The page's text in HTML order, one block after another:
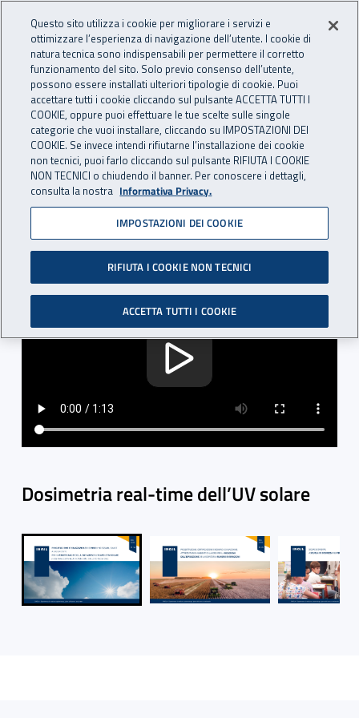
INAIL - Istituto Nazionale
RICERCA E
INNOVAZIONE
TECNOLOGICA
Apri cerca
Navigazione principale
Navigazione - Ti trovi in:
Home Ricerca e Innovazione tecnologica
Terza missione
Valorizzazione della ricerca
Esiti BRIC
Esiti BRIC
Video gallery
Dosimetria real-time dell’UV solare
Questo sito utilizza i cookie per migliorare i servizi e
ottimizzare l’esperienza di navigazione dell’utente. I cookie di
natura tecnica sono indispensabili per permettere il corretto
funzionamento del sito. Solo previo consenso dell’utente,
possono essere installati ulteriori tipologie di cookie. Puoi
accettare tutti i cookie cliccando sul pulsante ACCETTA TUTTI I
COOKIE, oppure puoi effettuare le tue scelte sulle singole
categorie che vuoi installare, cliccando su IMPOSTAZIONI DEI
COOKIE. Se invece intendi rifiutarne l’installazione dei cookie
non tecnici, puoi farlo cliccando sul pulsante RIFIUTA I COOKIE
NON TECNICI o chiudendo il banner. Per conoscere i dettagli,
consulta la nostra Informativa Privacy.
IMPOSTAZIONI DEI COOKIE
RIFIUTA I COOKIE NON TECNICI
ACCETTA TUTTI I COOKIE